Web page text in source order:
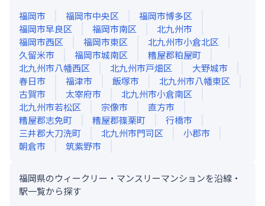
福岡市
福岡市中央区
福岡市博多区
福岡市早良区
福岡市南区
北九州市
福岡市西区
福岡市東区
北九州市小倉北区
久留米市
福岡市城南区
糟屋郡粕屋町
北九州市八幡西区
北九州市戸畑区
大野城市
春日市
福津市 飯塚市
北九州市八幡東区
古賀市
太宰府市
北九州市小倉南区
北九州市若松区
宗像市
直方市
糟屋郡志免町
糟屋郡篠栗町
行橋市
三井郡大刀洗町
北九州市門司区
小郡市
朝倉市
筑紫野市
福岡県のウィークリー・マンスリーマンションを沿線・
駅一覧から探す